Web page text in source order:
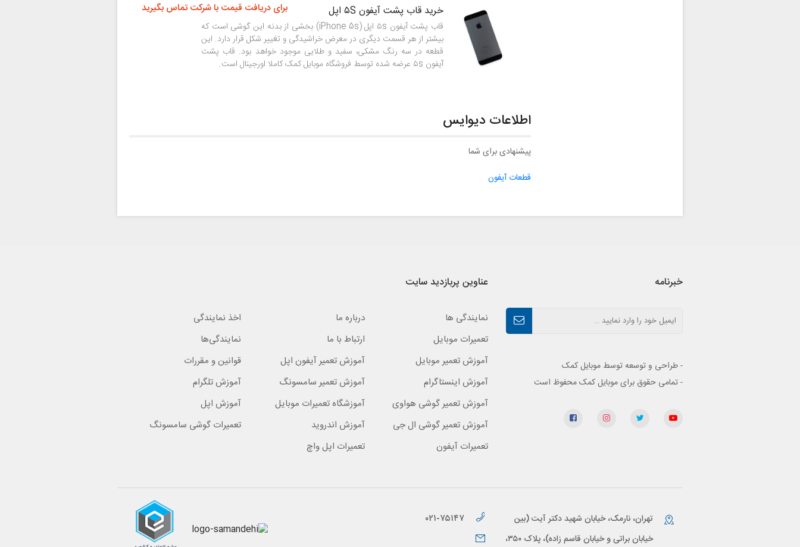
خرید قاب پشت آیفون ۵S اپل
قاب پشت آیفون ۵s اپل (iPhone 5s) بخشی از بدنه این گوشی است که
بیشتر از هر قسمت دیگری در معرض خراشیدگی و تغییر شکل قرار دارد. این
قطعه در سه رنگ مشکی، سفید و طلایی موجود خواهد بود. قاب پشت
آیفون ۵s عرضه شده توسط فروشگاه موبایل کمک کاملا اورجینال است.
برای دریافت قیمت با شرکت تماس بگیرید
اطلاعات دیوایس
پیشنهادی برای شما
قطعات آیفون
خبرنامه
- طراحی و توسعه توسط موبایل کمک
- تمامی حقوق برای موبایل کمک محفوظ است
عناوین پربازدید سایت
نمایندگی ها درباره ما
اخذ نمایندگی
تعمیرات موبایل
ارتباط با ما
نمایندگی‌ها
آموزش تعمیر موبایل
آموزش تعمیر آیفون اپل
قوانین و مقررات
آموزش اینستاگرام
آموزش تعمیر سامسونگ
آموزش تلگرام
آموزش تعمیر گوشی هواوی
آموزشگاه تعمیرات موبایل
آموزش اپل
آموزش تعمیر گوشی ال جی
آموزش اندروید
تعمیرات گوشی سامسونگ
تعمیرات آیفون
تعمیرات اپل واچ
تهران، نارمک، خیابان شهید دکتر آیت (بین
خیابان براتی و خیابان قاسم زاده)، پلاک ۳۵۰،
۰۲۱-۷۵۱۴۷